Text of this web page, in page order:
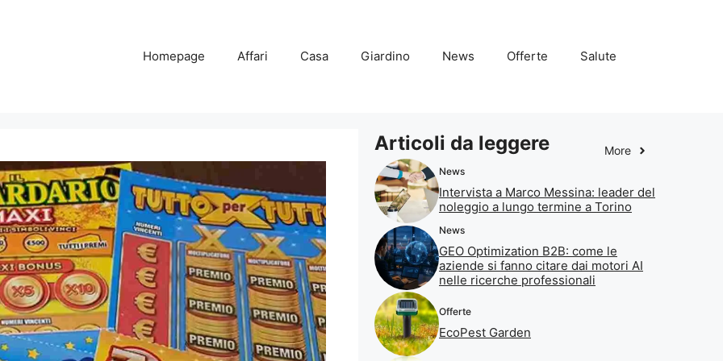
Homepage Affari Casa Giardino News Offerte Salute
Articoli da leggere More
News
Intervista a Marco Messina: leader del
noleggio a lungo termine a Torino
News
GEO Optimization B2B: come le
aziende si fanno citare dai motori AI
nelle ricerche professionali
Offerte
EcoPest Garden